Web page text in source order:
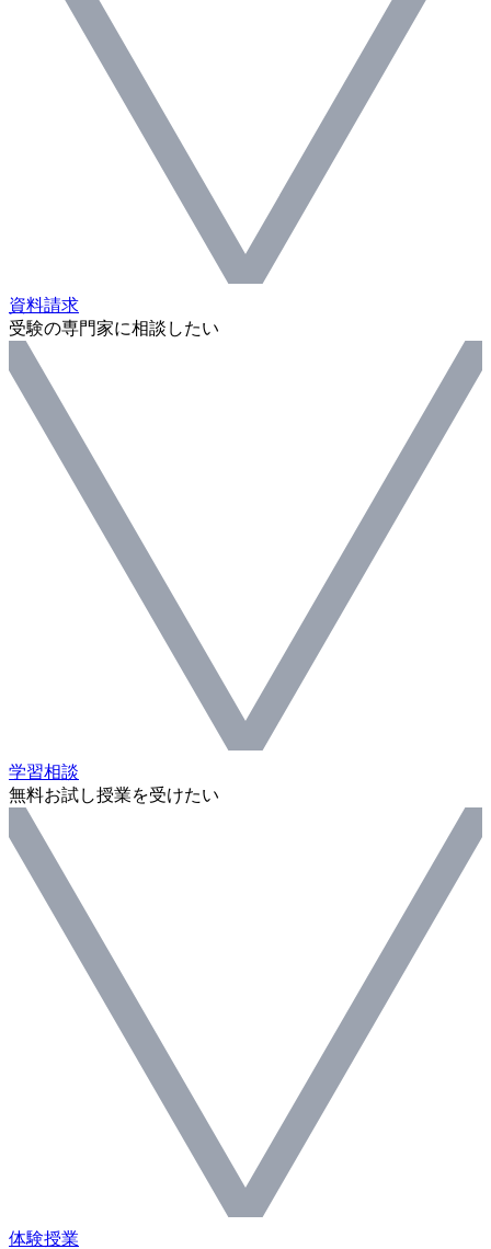
資料請求
受験の専門家に相談したい
学習相談
無料お試し授業を受けたい
体験授業